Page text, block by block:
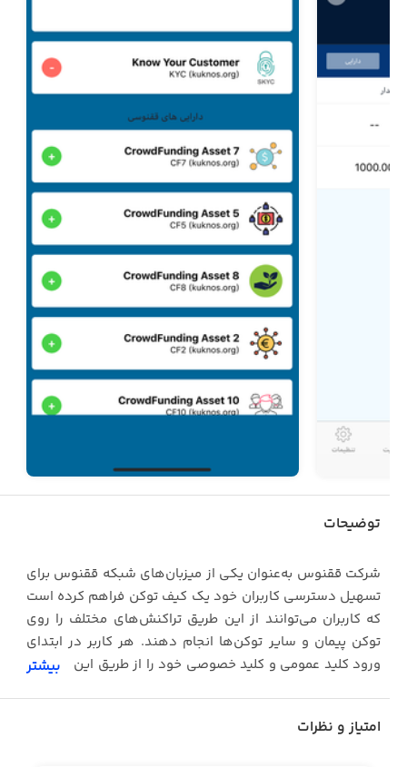
توضیحات
شرکت ققنوس به‌عنوان یکی از میزبان‌های شبکه ققنوس برای
تسهیل دسترسی کاربران خود یک کیف توکن فراهم کرده است
که کاربران می‌توانند از این طریق تراکنش‌های مختلف را روی
توکن پیمان و سایر توکن‌ها انجام دهند. هر کاربر در ابتدای
ورود کلید عمومی و کلید خصوصی خود را از طریق این نرم‌افزار
خریدوفروش نماید و یا به دیگران ارسال کند. توجه داشته
بیشتر
امتیاز و نظرات